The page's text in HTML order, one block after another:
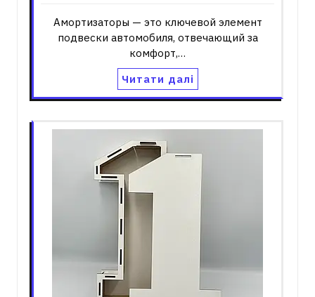
Амортизаторы — это ключевой элемент
подвески автомобиля, отвечающий за
комфорт,…
Читати далі